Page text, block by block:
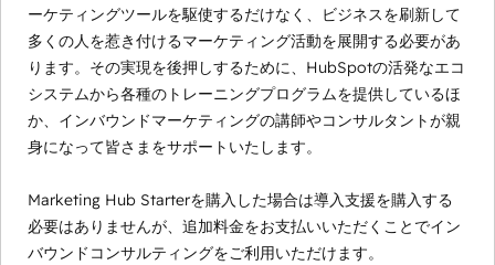
ーケティングツールを駆使するだけなく、ビジネスを刷新して
多くの人を惹き付けるマーケティング活動を展開する必要があ
ります。その実現を後押しするために、HubSpotの活発なエコ
システムから各種のトレーニングプログラムを提供しているほ
か、インバウンドマーケティングの講師やコンサルタントが親
身になって皆さまをサポートいたします。
Marketing Hub Starterを購入した場合は導入支援を購入する
必要はありませんが、追加料金をお支払いいただくことでイン
バウンドコンサルティングをご利用いただけます。